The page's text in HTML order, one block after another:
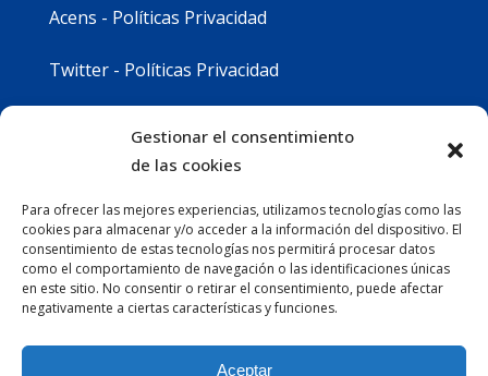
Gestionar el consentimiento
de las cookies
Para ofrecer las mejores experiencias, utilizamos tecnologías como las
cookies para almacenar y/o acceder a la información del dispositivo. El
consentimiento de estas tecnologías nos permitirá procesar datos
como el comportamiento de navegación o las identificaciones únicas
en este sitio. No consentir o retirar el consentimiento, puede afectar
negativamente a ciertas características y funciones.
Aceptar
Acens - Políticas Privacidad
Twitter - Políticas Privacidad
Instagram - Políticas Privacidad